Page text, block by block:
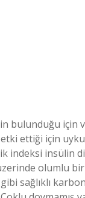
bulunduğu için
etki ettiği için
indeksi insülin
olumlu
sağlıklı